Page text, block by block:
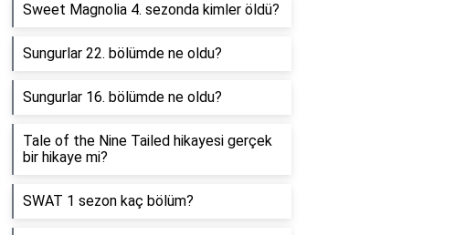
Sweet Magnolia 4. sezonda kimler öldü?
Sungurlar 22. bölümde ne oldu?
Sungurlar 16. bölümde ne oldu?
Tale of the Nine Tailed hikayesi gerçek
bir hikaye mi?
SWAT 1 sezon kaç bölüm?